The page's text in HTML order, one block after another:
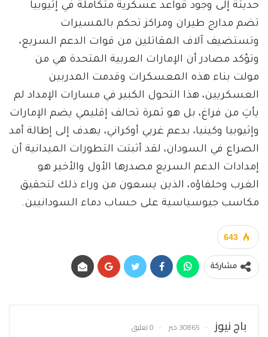
حديثة إلى وجود قواعد عسكرية متكاملة في إثيوبيا
تضم مدارج طيران ومراكز تحكم بالمسيرات
وتستضيف آلاف المقاتلين من قوات الدعم السريع،
وتؤكد مصادر أن الإمارات العربية المتحدة هي من
مولت بناء هذه المعسكرات وقدمت المدربين
العسكريين، هذا التحول الكبير في مسارات الإمداد لم
يأتِ من فراغ، بل هو ثمرة تحالف إقليمي يضم الإمارات
وإثيوبيا وكينيا، بدعم غربي أوكراني، يهدف إلى إطالة أمد
الصراع في السودان، لقد أثبتت التطورات الميدانية أن
إمدادات الدعم السريع مصدرها الأول والأخير هو
الغرب وحلفاؤه، الذين يسعون من وراء ذلك لتحقيق
مكاسب جيوسياسية على حساب دماء السودانيين.
643
مشاركة
باج نيوز 30865 خبر 0 تعليق